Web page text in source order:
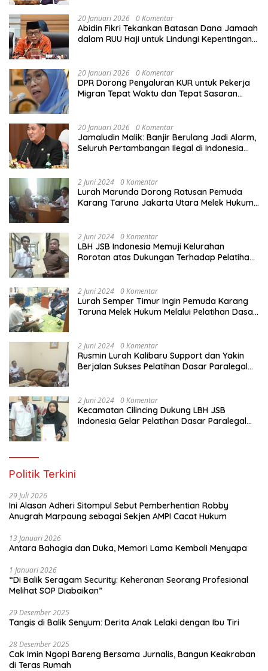
20 Januari 2026 0 Komentar
Abidin Fikri Tekankan Batasan Dana Jamaah
dalam RUU Haji untuk Lindungi Kepentingan
20 Januari 2026 0 Komentar
DPR Dorong Penyaluran KUR untuk Pekerja
Migran Tepat Waktu dan Tepat Sasaran
20 Januari 2026 0 Komentar
Jamaludin Malik: Banjir Berulang Jadi Alarm,
Seluruh Pertambangan Ilegal di Indonesia
2 Juni 2024 0 Komentar
Lurah Marunda Dorong Ratusan Pemuda
Karang Taruna Jakarta Utara Melek Hukum
2 Juni 2024 0 Komentar
LBH JSB Indonesia Memuji Kelurahan
Rorotan atas Dukungan Terhadap Pelatihan
2 Juni 2024 0 Komentar
Lurah Semper Timur Ingin Pemuda Karang
Taruna Melek Hukum Melalui Pelatihan Dasar
2 Juni 2024 0 Komentar
Rusmin Lurah Kalibaru Support dan Yakin
Berjalan Sukses Pelatihan Dasar Paralegal
2 Juni 2024 0 Komentar
Kecamatan Cilincing Dukung LBH JSB
Indonesia Gelar Pelatihan Dasar Paralegal
Politik Terkini
29 Juli 2026
Ini Alasan Adheri Sitompul Sebut Pemberhentian Robby
Anugrah Marpaung sebagai Sekjen AMPI Cacat Hukum
13 Januari 2026
Antara Bahagia dan Duka, Memori Lama Kembali Menyapa
1 Januari 2026
“Di Balik Seragam Security: Keheranan Seorang Profesional
Melihat SOP Diabaikan”
29 Desember 2025
Tangis di Balik Senyum: Derita Anak Lelaki dengan Ibu Tiri
28 Desember 2025
Cak Imin Ngopi Bareng Bersama Jurnalis, Bangun Keakraban
di Teras Rumah